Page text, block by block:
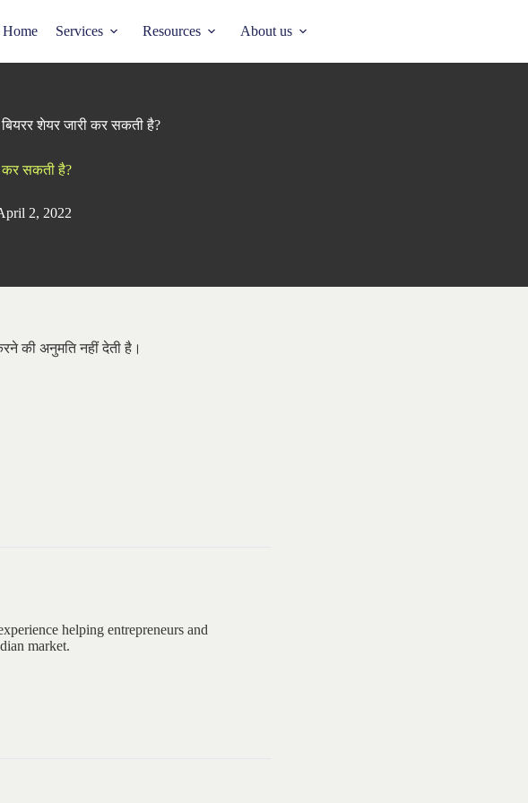
Home Services Resources About us
शेयर जारी कर सकती है?
कर सकती है?
2, 2022
की अनुमति नहीं देती है।
helping entrepreneurs and
market.